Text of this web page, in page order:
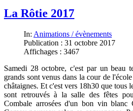
La Rôtie 2017
In: Animations / évènements
Publication : 31 octobre 2017
Affichages : 3467
Samedi 28 octobre, c'est par un beau
grands sont venus dans la cour de
châtaignes. Et c'est vers 18h30 que tous
sont retrouvés à la salle des fêtes
Combale arrosées d'un bon vin blanc